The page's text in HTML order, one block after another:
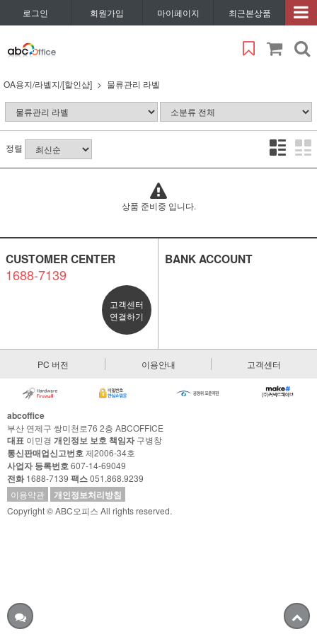
로그인 회원가입 마이페이지 최근본상품
OA용지/라벨지/[할인샵] 물류관리 라벨
정렬
상품 준비중 입니다.
CUSTOMER CENTER
1688-7139
고객센터
연결하기
BANK ACCOUNT
PC 버전 이용안내 고객센터
abcoffice
부산 연제구 쌍미천로76 2층 ABCOFFICE
대표 이민경 개인정보 보호 책임자구병창
통신판매업신고번호제2006-34호
사업자 등록번호607-14-69049
전화1688-7139 팩스051.868.9239
이용약관
개인정보처리방침
Copyright © ABC오피스 All rights reserved.